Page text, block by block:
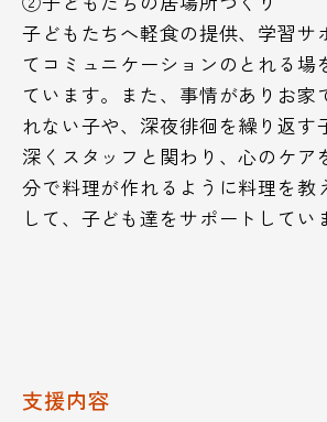
子どもたちへ軽食の提供、学習サ
てコミュニケーションのとれる場
ています。また、事情がありお家
れない子や、深夜徘徊を繰り返す
深くスタッフと関わり、心のケア
分で料理が作れるように料理を教
して、子ども達をサポートしてい
支援内容